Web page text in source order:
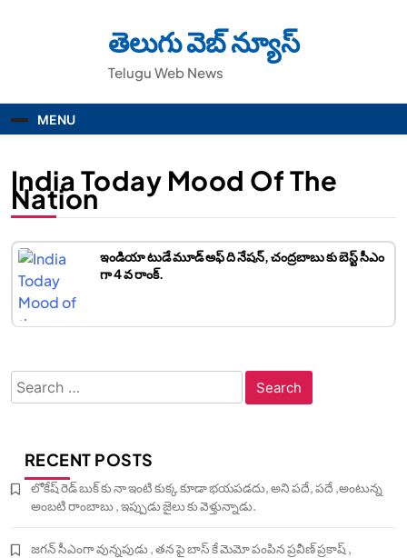
తెలుగు వెబ్ న్యూస్
Telugu Web News
MENU
India Today Mood Of The
Nation
ఇండియా టుడే మూడ్ అఫ్ ది నేషన్, చంద్రబాబు కు బెస్ట్ సీఎం
గా 4 వ రాంక్.
Search
for:
RECENT POSTS
లోకేష్ రెడ్ బుక్ కు నా ఇంటి కుక్క కూడా భయపడదు, అని పదే, పదే ,అంటున్న
అంబటి రాంబాబు , ఇప్పుడు జైలు కు వెళ్తున్నాడు.
జగన్ సీఎంగా వున్నపుడు , తన పై బాస్ కే మెమో పంపిన ప్రవీణ్ ప్రకాష్ ,